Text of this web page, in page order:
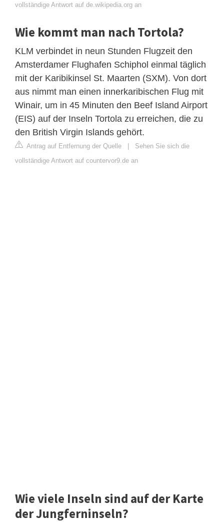
vollständige Antwort auf de.wikipedia.org an
Wie kommt man nach Tortola?
KLM verbindet in neun Stunden Flugzeit den
Amsterdamer Flughafen Schiphol einmal täglich
mit der Karibikinsel St. Maarten (SXM). Von dort
aus nimmt man einen innerkaribischen Flug mit
Winair, um in 45 Minuten den Beef Island Airport
(EIS) auf der Inseln Tortola zu erreichen, die zu
den British Virgin Islands gehört.
Antrag auf Entfernung der Quelle | Sehen Sie sich die
vollständige Antwort auf countervor9.de an
Wie viele Inseln sind auf der Karte
der Jungferninseln?